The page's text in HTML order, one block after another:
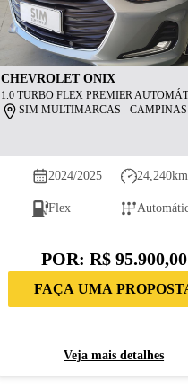
CHEVROLET ONIX
1.0 TURBO FLEX PREMIER
SIM MULTIMARCAS - CAMPINAS
2024/2025 24,240km
Flex
POR: R$ 95.900,00
FAÇA UMA
Veja mais detalhes